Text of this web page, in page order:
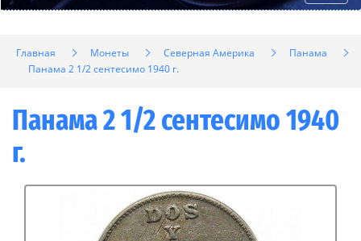
Главная Монеты Северная Америка
Панама
Панама 2 1/2 сентесимо 1940 г.
Панама 2 1/2 сентесимо 1940
г.